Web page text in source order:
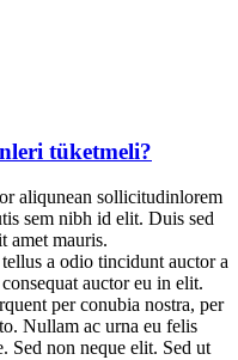
tüketmeli?
aliqunean sollicitudinlorem
sem nibh id elit. Duis sed
amet mauris.
a odio tincidunt auctor a
auctor eu in elit.
per conubia nostra, per
Nullam ac urna eu felis
Sed non neque elit. Sed ut